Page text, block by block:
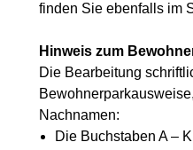
finden Sie ebenfalls im
Hinweis zum
Die Bearbeitung
Nachnamen:
Die Buchstaben A –